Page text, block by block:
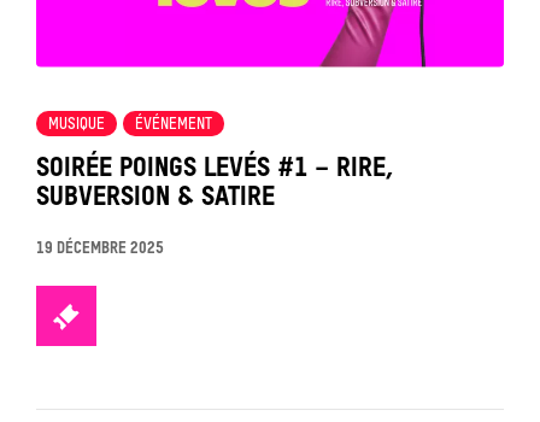
SOIRÉE POINGS LEVÉS #1 – RIRE,
SUBVERSION & SATIRE
MUSIQUE ÉVÉNEMENT
19 DÉCEMBRE 2025
TICKETS